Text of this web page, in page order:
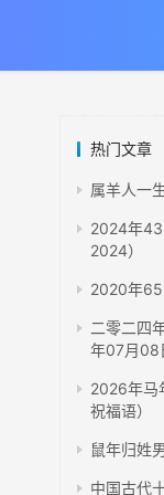
热门文章
属羊人一
2024年43
2024）
2020年65
二零二四
年07月08
2026年马
祝福语）
鼠年归姓
中国古代